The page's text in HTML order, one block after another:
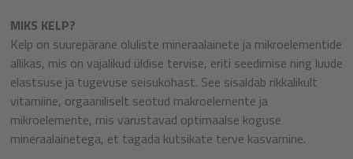
MIKS KELP?
Kelp on suurepärane oluliste mineraalainete ja mikroelementide
allikas, mis on vajalikud üldise tervise, eriti seedimise ning luude
elastsuse ja tugevuse seisukohast. See sisaldab rikkalikult
vitamiine, orgaaniliselt seotud makroelemente ja
mikroelemente, mis varustavad optimaalse koguse
mineraalainetega, et tagada kutsikate terve kasvamine.